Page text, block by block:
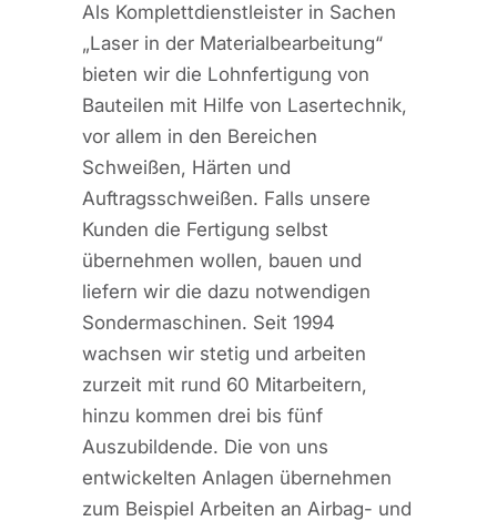
Als Komplettdienstleister in Sachen
„Laser in der Materialbearbeitung“
bieten wir die Lohnfertigung von
Bauteilen mit Hilfe von Lasertechnik,
vor allem in den Bereichen
Schweißen, Härten und
Auftragsschweißen. Falls unsere
Kunden die Fertigung selbst
übernehmen wollen, bauen und
liefern wir die dazu notwendigen
Sondermaschinen. Seit 1994
wachsen wir stetig und arbeiten
zurzeit mit rund 60 Mitarbeitern,
hinzu kommen drei bis fünf
Auszubildende. Die von uns
entwickelten Anlagen übernehmen
zum Beispiel Arbeiten an Airbag- und